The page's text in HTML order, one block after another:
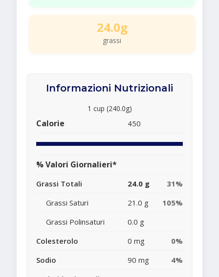
24.0g
grassi
Informazioni Nutrizionali
1 cup (240.0g)
Calorie 450
% Valori Giornalieri*
Grassi Totali 24.0 g
31%
Grassi Saturi
21.0 g
105%
Grassi Polinsaturi
0.0 g
Colesterolo
0 mg
0%
Sodio
90 mg
4%